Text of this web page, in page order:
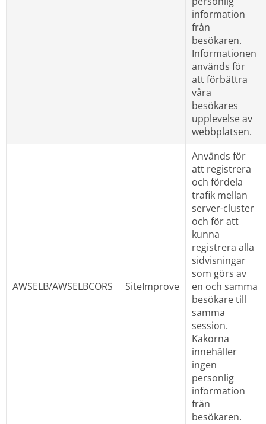
information
från
besökaren.
Informationen
används för
att förbättra
våra
besökares
upplevelse av
webbplatsen.
AWSELB/AWSELBCORS SiteImprove
Används för
att registrera
och fördela
trafik mellan
server-cluster
och för att
kunna
registrera alla
sidvisningar
som görs av
en och samma
besökare till
samma
session.
Kakorna
innehåller
ingen
personlig
information
från
besökaren.